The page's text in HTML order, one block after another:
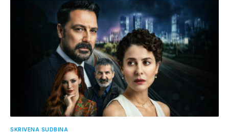
SKRIVENA SUDBINA